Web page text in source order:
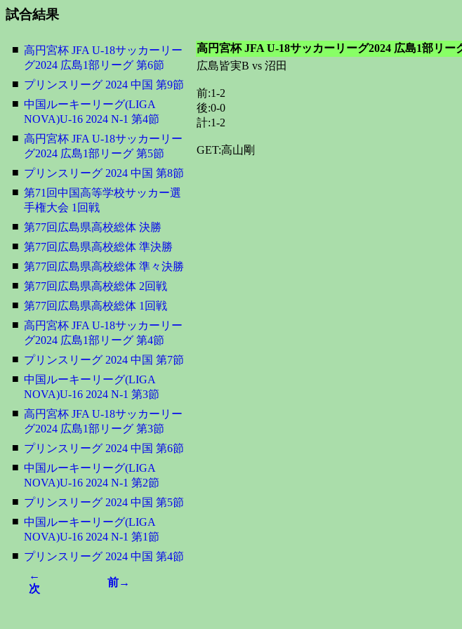
試合結果
■ 高円宮杯 JFA U-18サッカーリー
グ2024 広島1部リーグ 第6節
■ プリンスリーグ 2024 中国 第9節
■ 中国ルーキーリーグ(LIGA
NOVA)U-16 2024 N-1 第4節
■ 高円宮杯 JFA U-18サッカーリー
グ2024 広島1部リーグ 第5節
■ プリンスリーグ 2024 中国 第8節
■ 第71回中国高等学校サッカー選
手権大会 1回戦
■ 第77回広島県高校総体 決勝
■ 第77回広島県高校総体 準決勝
■ 第77回広島県高校総体 準々決勝
■ 第77回広島県高校総体 2回戦
■ 第77回広島県高校総体 1回戦
■ 高円宮杯 JFA U-18サッカーリー
グ2024 広島1部リーグ 第4節
■ プリンスリーグ 2024 中国 第7節
■ 中国ルーキーリーグ(LIGA
NOVA)U-16 2024 N-1 第3節
■ 高円宮杯 JFA U-18サッカーリー
グ2024 広島1部リーグ 第3節
■ プリンスリーグ 2024 中国 第6節
■ 中国ルーキーリーグ(LIGA
NOVA)U-16 2024 N-1 第2節
■ プリンスリーグ 2024 中国 第5節
■ 中国ルーキーリーグ(LIGA
NOVA)U-16 2024 N-1 第1節
■ プリンスリーグ 2024 中国 第4節
←
次
前→
高円宮杯 JFA U-18サッカーリーグ2024 広島1部リー
広島皆実B vs 沼田
前:1-2
後:0-0
計:1-2
GET:高山剛